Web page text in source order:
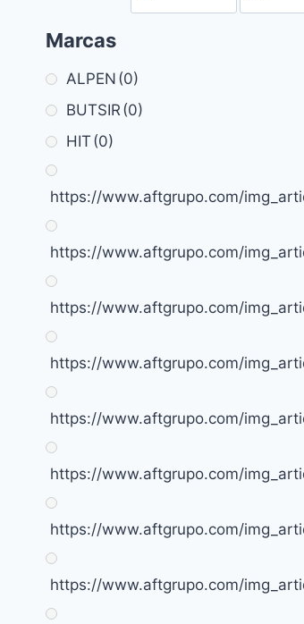
Marcas
ALPEN (0)
BUTSIR (0)
HIT (0)
https://www.aftgrupo.com/
https://www.aftgrupo.com/
https://www.aftgrupo.com/
https://www.aftgrupo.com/
https://www.aftgrupo.com/
https://www.aftgrupo.com/
https://www.aftgrupo.com/
https://www.aftgrupo.com/